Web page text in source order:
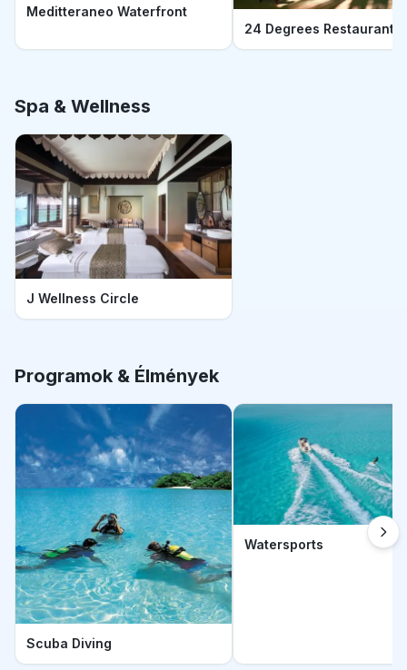
Meditteraneo Waterfront
24 Degrees Restaurant
Spa & Wellness
J Wellness Circle
Programok & Élmények
Scuba Diving
Watersports